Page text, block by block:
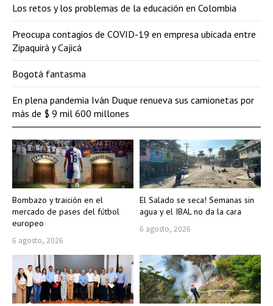
Bombazo y traición en el
mercado de pases del fútbol
europeo
6 agosto, 2026
El Salado se seca! Semanas sin
agua y el IBAL no da la cara
6 agosto, 2026
Los retos y los problemas de la educación en Colombia
Preocupa contagios de COVID-19 en empresa ubicada entre
Zipaquirá y Cajicá
Bogotá fantasma
En plena pandemia Iván Duque renueva sus camionetas por
más de $ 9 mil 600 millones